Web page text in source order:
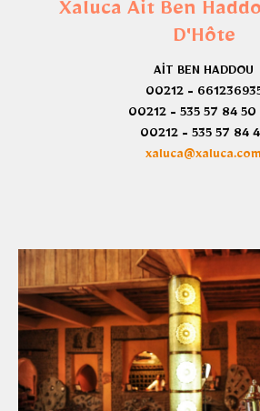
Xaluca Aït Ben
D'Hôte
AÏT BEN HADDOU
00212 -
00212 - 535 57 84 50
00212 - 535 57 84
xaluca@xaluca.com